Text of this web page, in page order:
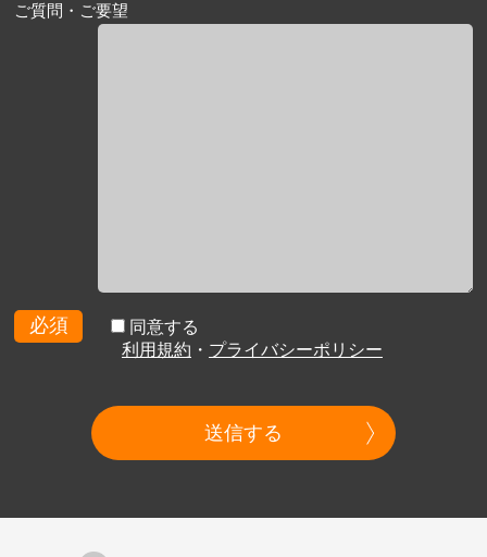
ご質問・ご要望
必須
同意する
利用規約 ・ プライバシーポリシー
送信する